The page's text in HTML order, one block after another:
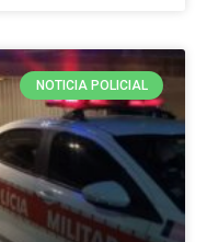
NOTICIA POLICIAL